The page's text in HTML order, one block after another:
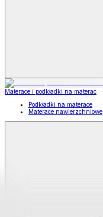
Materace i podkładki na materac
Podkładki na materace
Materace nawierzchniowe